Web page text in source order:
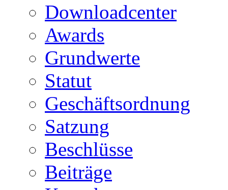
Downloadcenter
Awards
Grundwerte
Statut
Geschäftsordnung
Satzung
Beschlüsse
Beiträge